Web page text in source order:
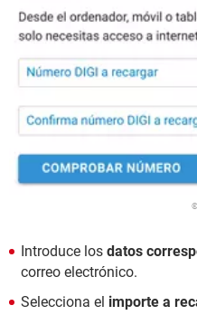
Introduce los datos
correo electrónico.
Selecciona el importe a